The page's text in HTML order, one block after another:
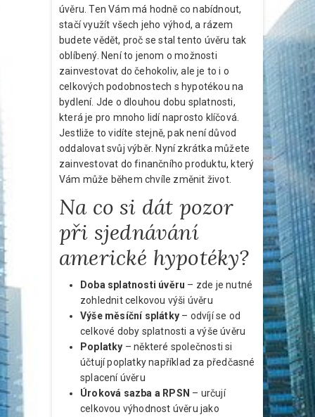
úvěru. Ten Vám má hodně co nabídnout,
stačí využít všech jeho výhod, a rázem
budete vědět, proč se stal tento úvěru tak
oblíbený. Není to jenom o možnosti
zainvestovat do čehokoliv, ale je to i o
celkových podobnostech s hypotékou na
bydlení. Jde o dlouhou dobu splatnosti,
která je pro mnoho lidí naprosto klíčová.
Jestliže to vidíte stejně, pak není důvod
oddalovat svůj výběr. Nyní zkrátka můžete
zainvestovat do finančního produktu, který
Vám může během chvíle změnit život.
Na co si dát pozor
při sjednávání
americké hypotéky?
Doba splatnosti úvěru – zde je nutné
zohlednit celkovou výši úvěru
Výše měsíční splátky – odvíjí se od
celkové doby splatnosti a výše úvěru
Poplatky – některé společnosti si
účtují poplatky například za předčasné
splacení úvěru
Úroková sazba a RPSN – určují
celkovou výhodnost úvěru jako